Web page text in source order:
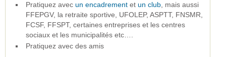
Pratiquez avecun encadrement etun club, mais aussi
FFEPGV, la retraite sportive, UFOLEP, ASPTT, FNSMR,
FCSF, FFSPT, certaines entreprises et les centres
sociaux et les municipalités etc….
Pratiquez avec des amis